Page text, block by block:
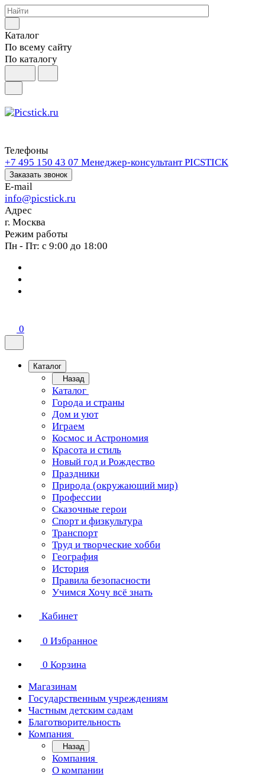
Каталог
По всему сайту
По каталогу
Телефоны
+7 495 150 43 07 Менеджер-консультант PICSTICK
Заказать звонок
E-mail
info@picstick.ru
Адрес
г. Москва
Режим работы
Пн - Пт: с 9:00 до 18:00
0
Каталог
Назад
Каталог
Города и страны
Дом и уют
Играем
Космос и Астрономия
Красота и стиль
Новый год и Рождество
Праздники
Природа (окружающий мир)
Профессии
Сказочные герои
Спорт и физкультура
Транспорт
Труд и творческие хобби
География
История
Правила безопасности
Учимся Хочу всё знать
Кабинет
0 Избранное
0 Корзина
Магазинам
Государственным учреждениям
Частным детским садам
Благотворительность
Компания
Назад
Компания
О компании